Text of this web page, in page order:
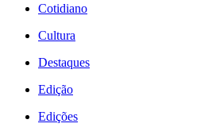
Cotidiano
Cultura
Destaques
Edição
Edições